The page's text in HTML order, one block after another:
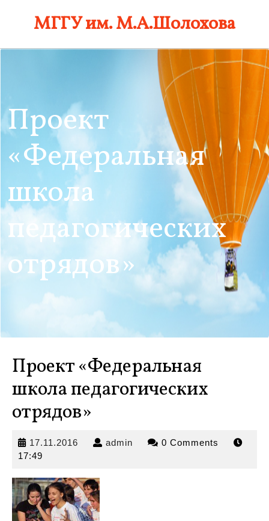
МГГУ им. М.А.Шолохова
Проект
«Федеральная
школа
педагогических
отрядов»
Проект «Федеральная
школа педагогических
отрядов»
17.11.2016 17.11.2016
admin admin 0 Comments
17:49